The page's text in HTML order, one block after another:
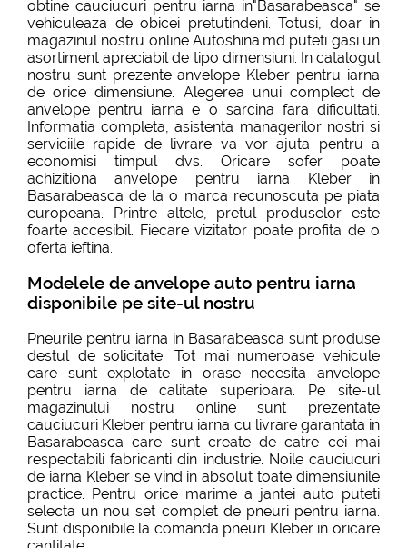
obtine cauciucuri pentru iarna in"Basarabeasca" se
vehiculeaza de obicei pretutindeni. Totusi, doar in
magazinul nostru online Autoshina.md puteti gasi un
asortiment apreciabil de tipo dimensiuni. In catalogul
nostru sunt prezente anvelope Kleber pentru iarna
de orice dimensiune. Alegerea unui complect de
anvelope pentru iarna e o sarcina fara dificultati.
Informatia completa, asistenta managerilor nostri si
serviciile rapide de livrare va vor ajuta pentru a
economisi timpul dvs. Oricare sofer poate
achizitiona anvelope pentru iarna Kleber in
Basarabeasca de la o marca recunoscuta pe piata
europeana. Printre altele, pretul produselor este
foarte accesibil. Fiecare vizitator poate profita de o
oferta ieftina.
Modelele de anvelope auto pentru iarna
disponibile pe site-ul nostru
Pneurile pentru iarna in Basarabeasca sunt produse
destul de solicitate. Tot mai numeroase vehicule
care sunt explotate in orase necesita anvelope
pentru iarna de calitate superioara. Pe site-ul
magazinului nostru online sunt prezentate
cauciucuri Kleber pentru iarna cu livrare garantata in
Basarabeasca care sunt create de catre cei mai
respectabili fabricanti din industrie. Noile cauciucuri
de iarna Kleber se vind in absolut toate dimensiunile
practice. Pentru orice marime a jantei auto puteti
selecta un nou set complet de pneuri pentru iarna.
Sunt disponibile la comanda pneuri Kleber in oricare